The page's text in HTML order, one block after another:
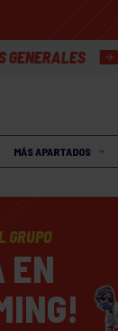
MÁS APARTADOS
GRUPO
EN